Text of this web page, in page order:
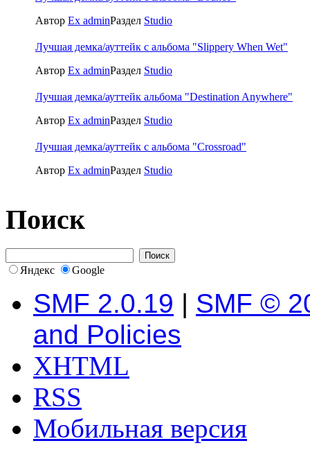
Автор Ex adminРаздел Studio
Лучшая демка/ауттейк с альбома "Slippery When Wet"
Автор Ex adminРаздел Studio
Лучшая демка/ауттейк альбома "Destination Anywhere"
Автор Ex adminРаздел Studio
Лучшая демка/ауттейк с альбома "Crossroad"
Автор Ex adminРаздел Studio
Поиск
Яндекс Google
SMF 2.0.19 | SMF ©
and Policies
XHTML
RSS
Мобильная версия